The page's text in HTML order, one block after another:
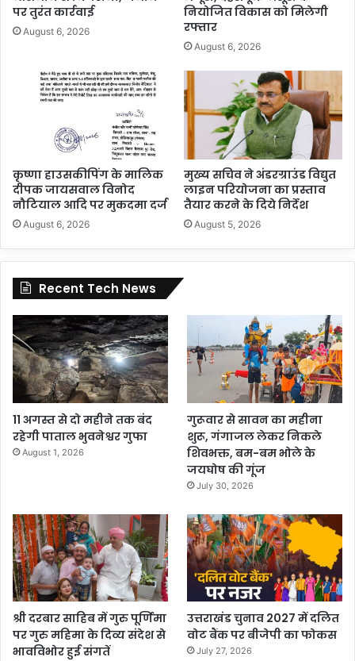
पर तुरंत कार्रवाई
August 6, 2026
नियोजित विकास को मिलेगी
रफ्तार
August 6, 2026
कृष्णा हाउसकीपिंग के मालिक
दीपक जायसवाल विनोद
नौटियाल आदि पर मुकदमा दर्ज
August 6, 2026
मुख्य सचिव ने अंडरग्राउंड विद्युत
लाइन परियोजना का प्रस्ताव
तैयार करने के दिये निर्देश
August 5, 2026
Recent Tech News
11 अगस्त से दो महीने तक बंद
रहेगी पाताल भुवनेश्वर गुफा
August 1, 2026
गुरूवार से सावन का महीना
शुरू, गंगाजल लेकर निकले
शिवभक्त, बम-बम भोले के
जयघोष की गूंज
July 30, 2026
श्री दरबार साहिब में गुरु पूर्णिमा
पर गुरु महिमा के दिव्य संदेश से
भावविभोर हुई संगतें
उत्तराखंड चुनाव 2027 में दलित
वोट बैंक पर बीजेपी का फोकस
July 27, 2026